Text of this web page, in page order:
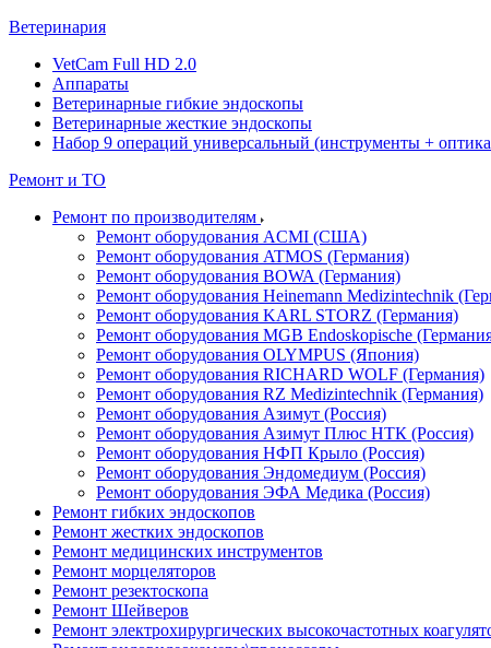
Ветеринария
VetCam Full HD 2.0
Аппараты
Ветеринарные гибкие эндоскопы
Ветеринарные жесткие эндоскопы
Набор 9 операций универсальный (инструменты +
Ремонт и ТО
Ремонт по производителям
Ремонт оборудования ACMI (США)
Ремонт оборудования ATMOS (Германия)
Ремонт оборудования BOWA (Германия)
Ремонт оборудования Heinemann Medizintechnik
Ремонт оборудования KARL STORZ (Германия)
Ремонт оборудования MGB Endoskopische
Ремонт оборудования OLYMPUS (Япония)
Ремонт оборудования RICHARD WOLF (Германия)
Ремонт оборудования RZ Medizintechnik (Германия)
Ремонт оборудования Азимут (Россия)
Ремонт оборудования Азимут Плюс НТК (Россия)
Ремонт оборудования НФП Крыло (Россия)
Ремонт оборудования Эндомедиум (Россия)
Ремонт оборудования ЭФА Медика (Россия)
Ремонт гибких эндоскопов
Ремонт жестких эндоскопов
Ремонт медицинских инструментов
Ремонт морцеляторов
Ремонт резектоскопа
Ремонт Шейверов
Ремонт электрохирургических высокочастотных